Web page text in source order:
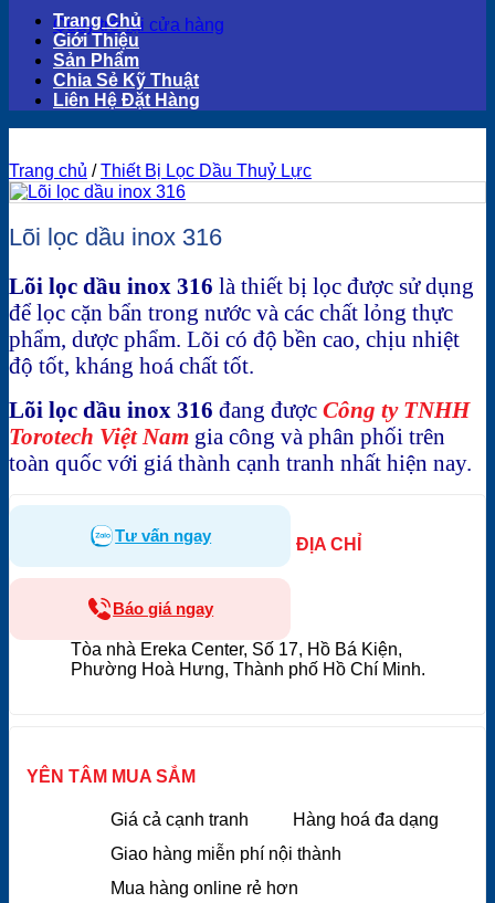
Quay trở lại cửa hàng
Trang Chủ
Giới Thiệu
Sản Phẩm
Chia Sẻ Kỹ Thuật
Liên Hệ Đặt Hàng
Trang chủ / Thiết Bị Lọc Dầu Thuỷ Lực
Lõi lọc dầu inox 316
Lõi lọc dầu inox 316 là thiết bị lọc được sử dụng
để lọc cặn bẩn trong nước và các chất lỏng thực
phẩm, dược phẩm. Lõi có độ bền cao, chịu nhiệt
độ tốt, kháng hoá chất tốt.
Lõi lọc dầu inox 316 đang được Công ty TNHH
Torotech Việt Nam gia công và phân phối trên
toàn quốc với giá thành cạnh tranh nhất hiện nay.
Tư vấn ngay
Báo giá ngay
ĐỊA CHỈ
Tòa nhà Ereka Center, Số 17, Hồ Bá Kiện,
Phường Hoà Hưng, Thành phố Hồ Chí Minh.
YÊN TÂM MUA SẮM
Giá cả cạnh tranh
Hàng hoá đa dạng
Giao hàng miễn phí nội thành
Mua hàng online rẻ hơn